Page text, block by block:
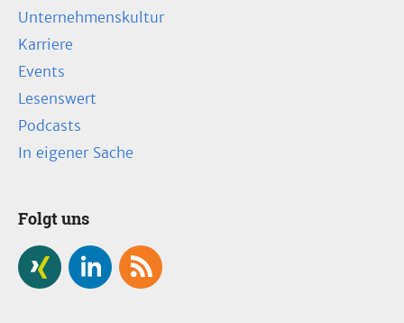
Unternehmenskultur
Karriere
Events
Lesenswert
Podcasts
In eigener Sache
Folgt uns